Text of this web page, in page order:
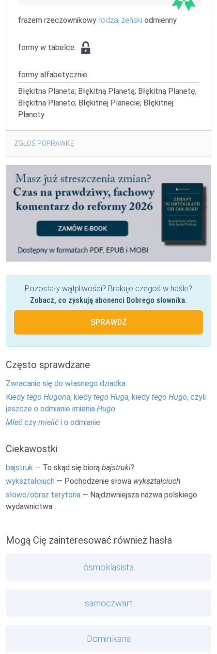
frazem rzeczownikowy rodzaj żeński odmienny
formy w tabelce:
formy alfabetycznie:
Błękitna Planeta; Błękitną Planetą; Błękitną Planetę;
Błękitna Planeto; Błękitnej Planecie; Błękitnej
Planety
ZGŁOŚ POPRAWKĘ
Pozostały wątpliwości? Brakuje czegoś w haśle?
Zobacz, co zyskują abonenci Dobrego słownika.
SPRAWDŹ
Często sprawdzane
Zwracanie się do własnego dziadka
Kiedy tego Hugona, kiedy tego Huga, kiedy tego Hugo, czyli
jeszcze o odmianie imienia Hugo
Mleć czy mielić i o odmianie
Ciekawostki
bajstruk — To skąd się biorą bajstruki?
wykształciuch — Pochodzenie słowa wykształciuch
słowo/obraz terytoria — Najdziwniejsza nazwa polskiego
wydawnictwa
Mogą Cię zainteresować również hasła
ósmoklasista
samoczwart
Dominikana